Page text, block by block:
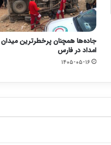
جاده‌ها همچنان پرخطرترین میدان
امداد در فارس
۱۴۰۵-۰۵-۱۶